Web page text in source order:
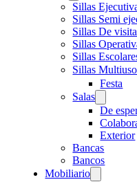
Sillas
Sillas Semi
Sillas De visita
Sillas
Sillas
Sillas
Festa
Salas
De
Exterior
Bancas
Bancos
Mobiliario